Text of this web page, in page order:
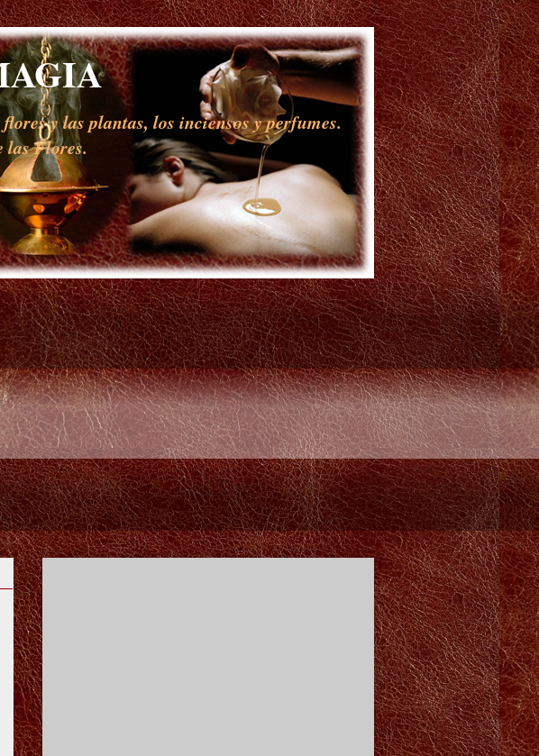
y las plantas, los inciensos y perfumes.
las Flores.